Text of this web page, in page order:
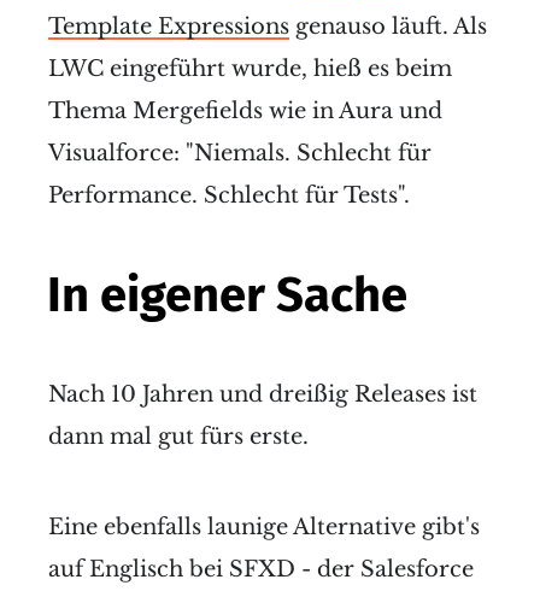
Template Expressions genauso läuft. Als
LWC eingeführt wurde, hieß es beim
Thema Mergefields wie in Aura und
Visualforce: "Niemals. Schlecht für
Performance. Schlecht für Tests".
In eigener Sache
Nach 10 Jahren und dreißig Releases ist
dann mal gut fürs erste.
Eine ebenfalls launige Alternative gibt's
auf Englisch bei SFXD - der Salesforce